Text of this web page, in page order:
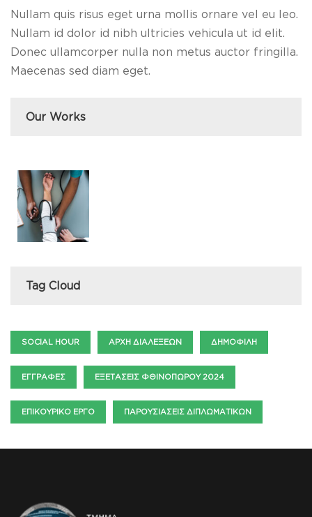
Nullam quis risus eget urna mollis ornare vel eu leo.
Nullam id dolor id nibh ultricies vehicula ut id elit.
Donec ullamcorper nulla non metus auctor fringilla.
Maecenas sed diam eget.
Our Works
Tag Cloud
SOCIAL HOUR ΑΡΧΉ ΔΙΑΛΈΞΕΩΝ ΔΗΜΟΦΙΛΉ
ΕΓΓΡΑΦΈΣ ΕΞΕΤΆΣΕΙΣ ΦΘΙΝΟΠΏΡΟΥ 2024
ΕΠΙΚΟΥΡΙΚΌ ΈΡΓΟ ΠΑΡΟΥΣΙΆΣΕΙΣ ΔΙΠΛΩΜΑΤΙΚΏΝ